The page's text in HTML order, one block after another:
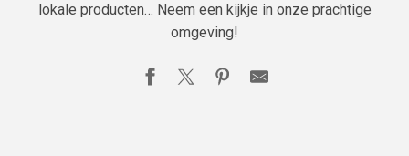
lokale producten… Neem een kijkje in onze prachtige
omgeving!